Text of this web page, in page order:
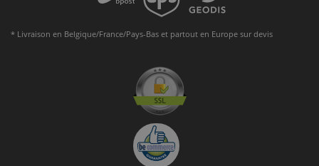
* Livraison en Belgique/France/Pays-Bas et partout en Europe sur devis